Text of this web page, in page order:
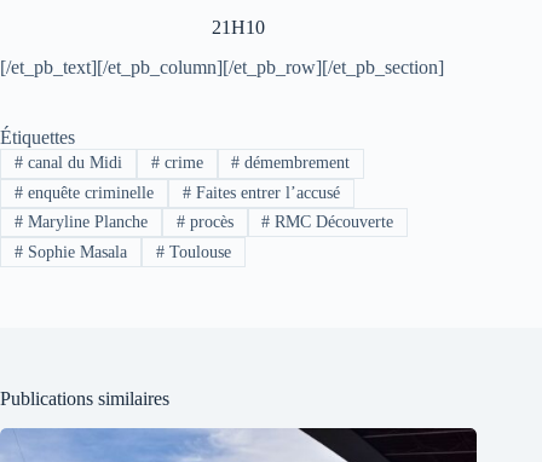
21H10
[/et_pb_text][/et_pb_column][/et_pb_row][/et_pb_section]
Étiquettes
#canal du Midi #crime # démembrement
#enquête criminelle #Faites entrer l’accusé
#Maryline Planche #procès # RMC Découverte
#Sophie Masala #Toulouse
Publications similaires